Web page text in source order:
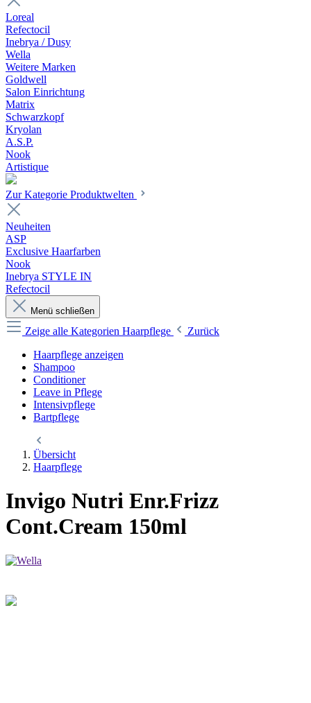
Loreal
Refectocil
Inebrya / Dusy
Wella
Weitere Marken
Goldwell
Salon Einrichtung
Matrix
Schwarzkopf
Kryolan
A.S.P.
Nook
Artistique
Zur Kategorie Produktwelten
Neuheiten
ASP
Exclusive Haarfarben
Nook
Inebrya STYLE IN
Refectocil
Menü schließen
Zeige alle Kategorien Haarpflege
Zurück
Haarpflege anzeigen
Shampoo
Conditioner
Leave in Pflege
Intensivpflege
Bartpflege
Übersicht
Haarpflege
Invigo Nutri Enr.Frizz
Cont.Cream 150ml